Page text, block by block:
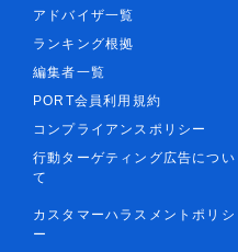
アドバイザ一覧
ランキング根拠
編集者一覧
PORT会員利用規約
コンプライアンスポリシー
行動ターゲティング広告につい
て
カスタマーハラスメントポリシ
ー